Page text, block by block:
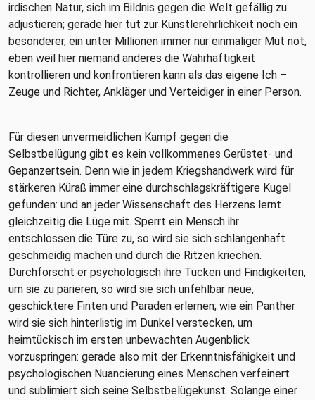
irdischen Natur, sich im Bildnis gegen die Welt gefällig zu
adjustieren; gerade hier tut zur Künstlerehrlichkeit noch ein
besonderer, ein unter Millionen immer nur einmaliger Mut not,
eben weil hier niemand anderes die Wahrhaftigkeit
kontrollieren und konfrontieren kann als das eigene Ich –
Zeuge und Richter, Ankläger und Verteidiger in einer Person.
Für diesen unvermeidlichen Kampf gegen die
Selbstbelügung gibt es kein vollkommenes Gerüstet- und
Gepanzertsein. Denn wie in jedem Kriegshandwerk wird für
stärkeren Küraß immer eine durchschlagskräftigere Kugel
gefunden: und an jeder Wissenschaft des Herzens lernt
gleichzeitig die Lüge mit. Sperrt ein Mensch ihr
entschlossen die Türe zu, so wird sie sich schlangenhaft
geschmeidig machen und durch die Ritzen kriechen.
Durchforscht er psychologisch ihre Tücken und Findigkeiten,
um sie zu parieren, so wird sie sich unfehlbar neue,
geschicktere Finten und Paraden erlernen; wie ein Panther
wird sie sich hinterlistig im Dunkel verstecken, um
heimtückisch im ersten unbewachten Augenblick
vorzuspringen: gerade also mit der Erkenntnisfähigkeit und
psychologischen Nuancierung eines Menschen verfeinert
und sublimiert sich seine Selbstbelügekunst. Solange einer